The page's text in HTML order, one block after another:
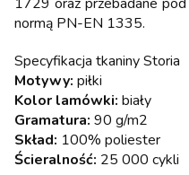
normą PN-EN 1335.
Specyfikacja tkaniny Storia
Motywy: piłki
Kolor lamówki: biały
Gramatura: 90 g/m2
Skład: 100% poliester
Ścieralność: 25 000 cykli